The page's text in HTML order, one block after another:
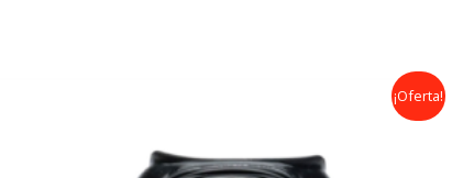
¡Oferta!
230,00€.